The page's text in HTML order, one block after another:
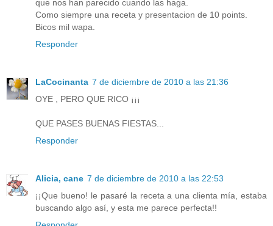
que nos han parecido cuando las haga.
Como siempre una receta y presentacion de 10 points.
Bicos mil wapa.
Responder
LaCocinanta 7 de diciembre de 2010 a las 21:36
OYE , PERO QUE RICO ¡¡¡
QUE PASES BUENAS FIESTAS...
Responder
Alicia, cane 7 de diciembre de 2010 a las 22:53
¡¡Que bueno! le pasaré la receta a una clienta mía, estaba
buscando algo así, y esta me parece perfecta!!